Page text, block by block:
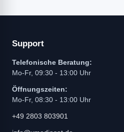
Support
Telefonische Beratung:
Mo-Fr, 09:30 - 13:00 Uhr
Öffnungszeiten:
Mo-Fr, 08:30 - 13:00 Uhr
+49 2803 803901